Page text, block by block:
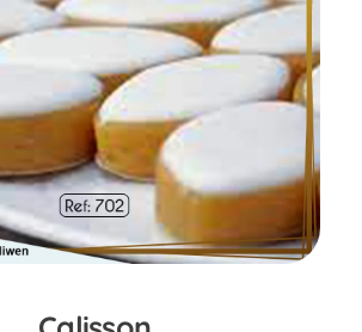
Ajouter au panier